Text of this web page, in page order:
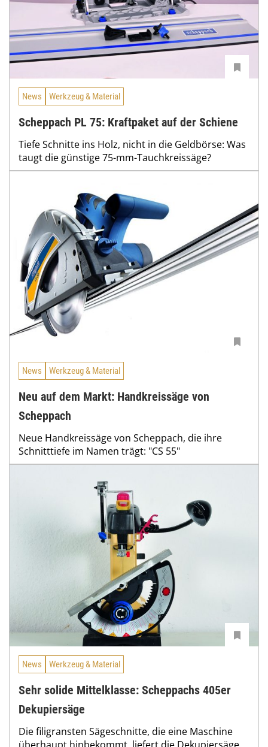
News Werkzeug & Material
Scheppach PL 75: Kraftpaket auf der Schiene
Tiefe Schnitte ins Holz, nicht in die Geldbörse: Was
taugt die günstige 75-mm-Tauchkreissäge?
News Werkzeug & Material
Neu auf dem Markt: Handkreissäge von
Scheppach
Neue Handkreissäge von Scheppach, die ihre
Schnitttiefe im Namen trägt: "CS 55"
News Werkzeug & Material
Sehr solide Mittelklasse: Scheppachs 405er
Dekupiersäge
Die filigransten Sägeschnitte, die eine Maschine
überhaupt hinbekommt, liefert die Dekupiersäge.